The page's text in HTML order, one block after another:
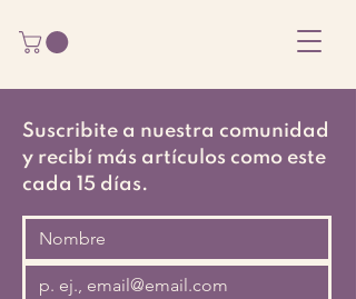
Suscribite a nuestra comunidad
y recibí más artículos como este
cada 15 días.